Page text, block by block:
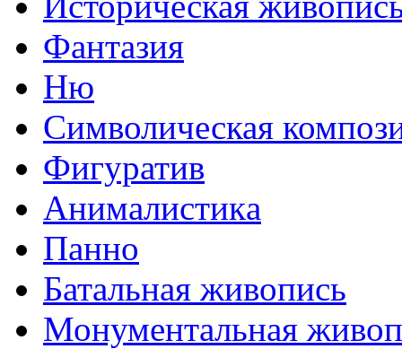
Фантазия
Ню
Символическая
Фигуратив
Анималистикa
Панно
Батальная живопись
Монументальная